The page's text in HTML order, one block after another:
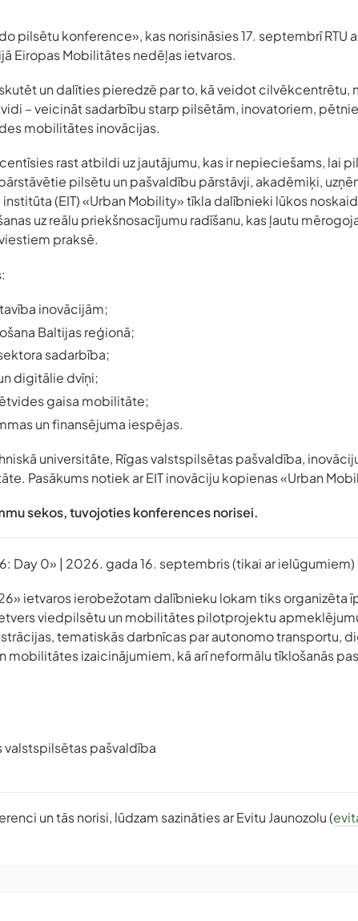
pilsētu konference», kas norisināsies 17. septembrī RTU
Eiropas Mobilitātes nedēļas ietvaros.
un dalīties pieredzē par to, kā veidot cilvēkcentrētu,
– veicināt sadarbību starp pilsētām, inovatoriem,
mobilitātes inovācijas.
rast atbildi uz jautājumu, kas ir nepieciešams, lai
pilsētu un pašvaldību pārstāvji, akadēmiķi,
(EIT) «Urban Mobility» tīkla dalībnieki lūkos
uz reālu priekšnosacījumu radīšanu, kas ļautu
praksē.
inovācijām;
Baltijas reģionā;
sadarbība;
digitālie dvīņi;
gaisa mobilitāte;
un finansējuma iespējas.
universitāte, Rīgas valstspilsētas pašvaldība,
Pasākums notiek ar EIT inovāciju kopienas «Urban
sekos, tuvojoties konferences norisei.
Day 0» | 2026. gada 16. septembris (tikai ar ielūgumiem)
ietvaros ierobežotam dalībnieku lokam tiks organizēta
viedpilsētu un mobilitātes pilotprojektu
tematiskās darbnīcas par autonomo transportu,
mobilitātes izaicinājumiem, kā arī neformālu tīklošanās
valstspilsētas pašvaldība
un tās norisi, lūdzam sazināties ar Evitu Jaunozolu (